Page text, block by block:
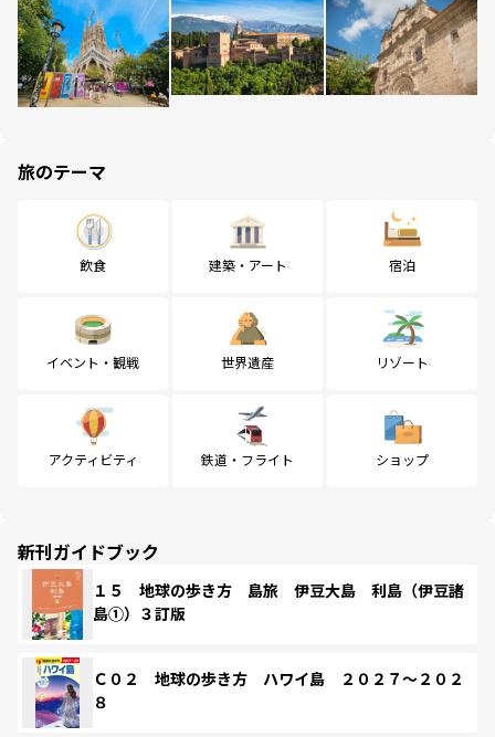
旅のテーマ
飲食 建築・アート 宿泊
イベント・観戦 世界遺産 リゾート
アクティビティ 鉄道・フライト ショップ
新刊ガイドブック
１５ 地球の歩き方 島旅 伊豆大島 利島（伊豆諸
島①）３訂版
Ｃ０２ 地球の歩き方 ハワイ島 ２０２７～２０２
８